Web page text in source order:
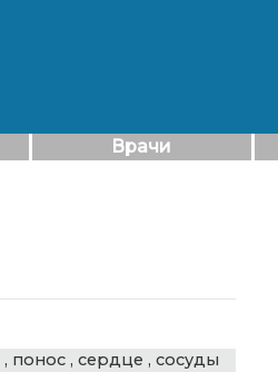
Врачи
, понос ,сердце ,сосуды